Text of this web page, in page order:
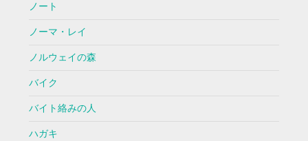
ノート
ノーマ・レイ
ノルウェイの森
バイク
バイト絡みの人
ハガキ